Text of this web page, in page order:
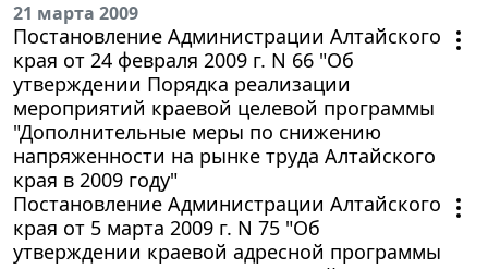
21 марта 2009
Постановление Администрации Алтайского
края от 24 февраля 2009 г. N 66 "Об
утверждении Порядка реализации
мероприятий краевой целевой программы
"Дополнительные меры по снижению
напряженности на рынке труда Алтайского
края в 2009 году"
Постановление Администрации Алтайского
края от 5 марта 2009 г. N 75 "Об
утверждении краевой адресной программы